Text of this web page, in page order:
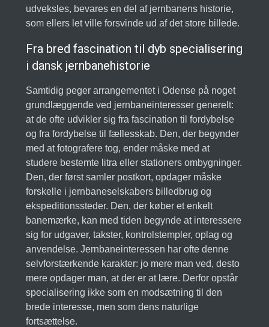
udveksles, bevares en del af jernbanens historie,
som ellers let ville forsvinde ud af det store billede.
Fra bred fascination til dyb specialisering
i dansk jernbanehistorie
Samtidig peger arrangementet i Odense på noget
grundlæggende ved jernbaneinteresser generelt:
at de ofte udvikler sig fra fascination til fordybelse
og fra fordybelse til fællesskab. Den, der begynder
med at fotografere tog, ender måske med at
studere bestemte litra eller stationers ombygninger.
Den, der først samler postkort, opdager måske
forskelle i jernbaneselskabers billedbrug og
ekspeditionssteder. Den, der køber et enkelt
banemærke, kan med tiden begynde at interessere
sig for udgaver, takster, kontrolstempler, oplag og
anvendelse. Jernbaneinteressen har ofte denne
selvforstærkende karakter: jo mere man ved, desto
mere opdager man, at der er at lære. Derfor opstår
specialisering ikke som en modsætning til den
brede interesse, men som dens naturlige
fortsættelse.